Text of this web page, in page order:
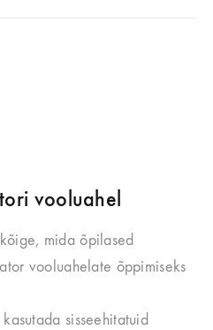
vooluahel
mida õpilased
vooluahelate õppimiseks
sisseehitatuid